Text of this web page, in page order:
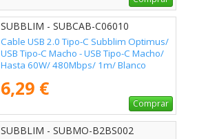
SUBBLIM - SUBCAB-C06010
Cable USB 2.0 Tipo-C Subblim Optimus/
USB Tipo-C Macho - USB Tipo-C Macho/
Hasta 60W/ 480Mbps/ 1m/ Blanco
6,29 €
Comprar
SUBBLIM - SUBMO-B2BS002